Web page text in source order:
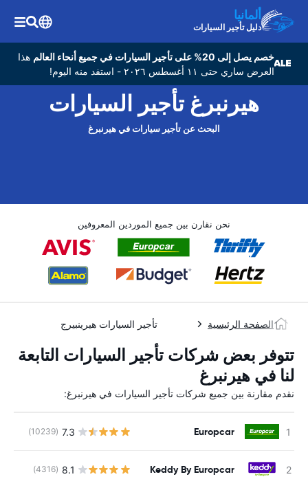
ألمانيا
دليل تأجير السيارات
خصم يصل إلى 20% على تأجير السيارات في جميع أنحاء العالم
هذا
العرض ساري حتى ١١ أغسطس ٢٠٢٦ - استفد منه اليوم!
هيرنبرغ تأجير السيارات
البحث عن تأجير سيارات في هيرنبرغ
نحن نقارن بين جميع الموردين المعروفين
الصفحة الرئيسية تأجير السيارات هيرينبيرج
تتوفر بعض شركات تأجير السيارات التابعة
لنا في هيرنبرغ
نقدم مقارنة بين جميع شركات تأجير السيارات في هيرنبرغ:
Europcar
7.3
(10239)
Keddy By Europcar
8.1
(4316)